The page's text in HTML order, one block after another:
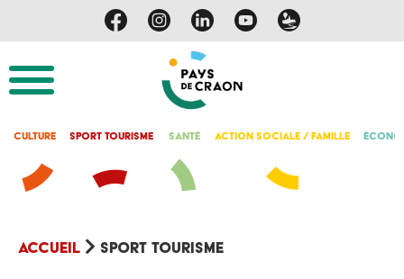
Culture Sport Tourisme Santé Action Sociale / Famille
Accueil Sport Tourisme